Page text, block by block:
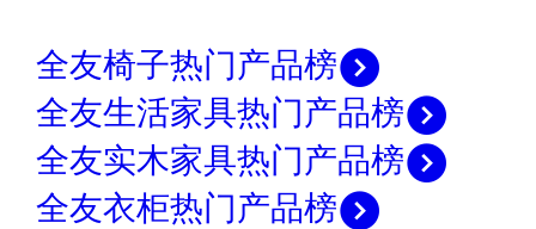
全友椅子热门产品榜
全友生活家具热门产品榜
全友实木家具热门产品榜
全友衣柜热门产品榜